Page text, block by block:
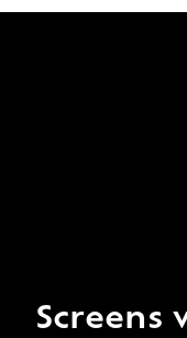
Screens